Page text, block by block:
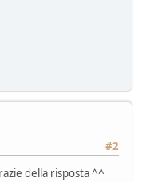
#2
della risposta ^^